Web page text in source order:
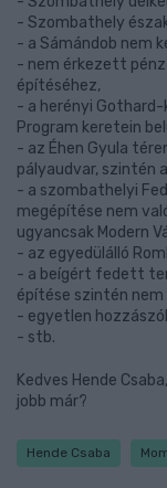
- Szombathely
- a Sámándob nem
- nem érkezett pénz
építéséhez,
- a herényi
Program keretein
- az Éhen Gyula
pályaudvar, szintén
- a szombathelyi
megépítése nem
ugyancsak Modern
- az egyedülálló
- a beígért fedett
építése szintén
- egyetlen
- stb.
Kedves Hende
jobb már?
Hende Csaba